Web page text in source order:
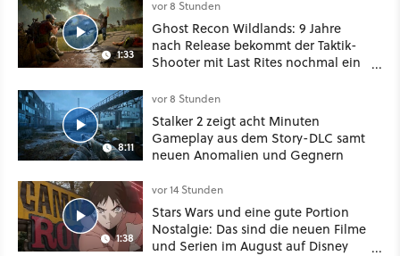
1:33
vor 8 Stunden
Ghost Recon Wildlands: 9 Jahre
nach Release bekommt der Taktik-
Shooter mit Last Rites nochmal ein
8:11
vor 8 Stunden
Stalker 2 zeigt acht Minuten
Gameplay aus dem Story-DLC samt
neuen Anomalien und Gegnern
1:38
vor 14 Stunden
Stars Wars und eine gute Portion
Nostalgie: Das sind die neuen Filme
und Serien im August auf Disney